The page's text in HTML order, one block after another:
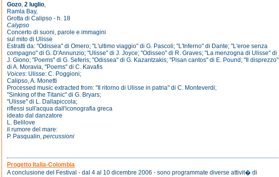
Gozo 2 luglio
Ramla Bay,
Grotta di Calipso - h. 18
Calypso
Concerto di suoni, parole e immagini
sul mito di Ulisse
Estratti da: "Odissea" di Omero; "L'ultimo viaggio" di G. Pascoli; "L'Inferno" di Dante; "L'eroe senza
compagno" di G. D'Annunzio; "Ulisse" di J. Joyce; "Odisseo" di R. Graves; "La menzogna di Ulisse" di
J. Giono; "Poems" di G. Seferis; "Odissea" di G. Kazantzakis; "Pisan cantos" di E. Pound; "Il disprezzo"
di A. Moravia, "Poems" di C. Kavafis
Voices: Ulisse: C. Poggioni;
Calipso, A. Monetti
Processed music extracted from: "Il ritorno di Ulisse in patria" di C. Monteverdi;
"Sinking of the Titanic" di G. Bryars;
"Ulisse" di L. Dallapiccola;
riflessi sull'acqua dall'iconografia greca
ideato dal danzatore
L. Belilove
il rumore del mare:
P. Pasqualin, percussioni
Progetto Italia-Colombia
A conclusione del Festival - dal 4 al 10 dicembre 2006 - sono programmate diverse attivit� di